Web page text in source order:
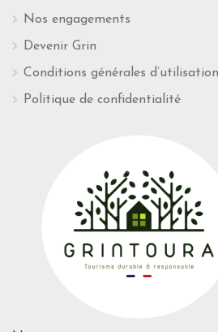
Nos engagements
Devenir Grin
Conditions générales
Politique de confidentialité